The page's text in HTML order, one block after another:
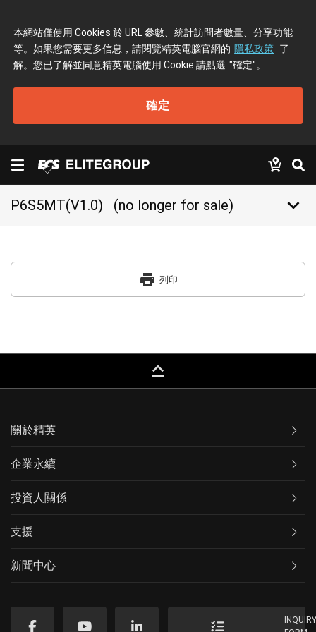
本網站僅使用 Cookies 於 URL 參數、統計訪問者數量、分享功能
等。如果您需要更多信息，請閱覽精英電腦官網的 隱私政策 了
解。您已了解並同意精英電腦使用 Cookie 請點選 "確定"。
確定
P6S5MT(V1.0) (no longer for sale) keyboard_arrow_down
print 列印
keyboard_capslock
關於精英
企業永續
投資人關係
支援
新聞中心